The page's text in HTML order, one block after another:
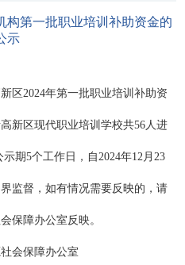
构第一批职业培训补助资金的
示
区2024年第一批职业培训补助资
新区现代职业培训学校共56人进
期5个工作日，自2024年12月23
监督，如有情况需要反映的，请
保障办公室反映。
会保障办公室